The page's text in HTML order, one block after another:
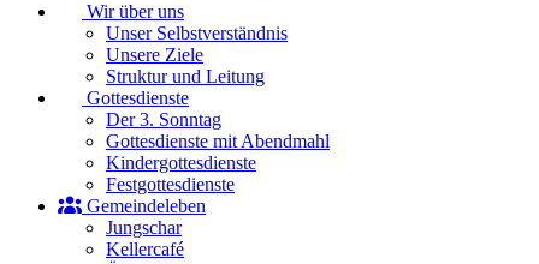
Wir über uns
Unser Selbstverständnis
Unsere Ziele
Struktur und Leitung
Gottesdienste
Der 3. Sonntag
Gottesdienste mit Abendmahl
Kindergottesdienste
Festgottesdienste
Gemeindeleben
Jungschar
Kellercafé